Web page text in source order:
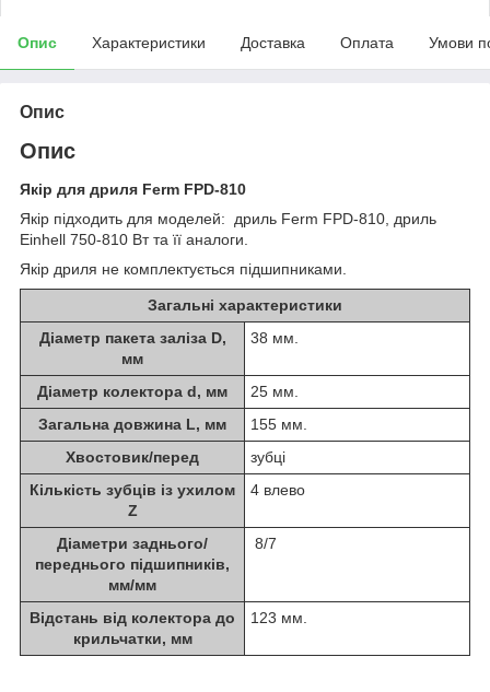
Опис Характеристики Доставка Оплата Умови
Опис
Опис
Якір для дриля Ferm FPD-810
Якір підходить для моделей: дриль Ferm FPD-810, дриль
Einhell 750-810 Вт та її аналоги.
Якір дриля не комплектується підшипниками.
Загальні характеристики
Діаметр пакета заліза D,
мм
38 мм.
Діаметр колектора d, мм
25 мм.
Загальна довжина L, мм
155 мм.
Хвостовик/перед
зубці
Кількість зубців із ухилом
Z
4 влево
Діаметри заднього/
переднього підшипників,
мм/мм
8/7
Відстань від колектора до
крильчатки, мм
123 мм.